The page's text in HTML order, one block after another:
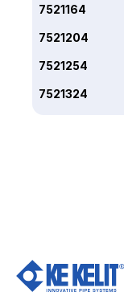
7521164
7521204
7521254
7521324